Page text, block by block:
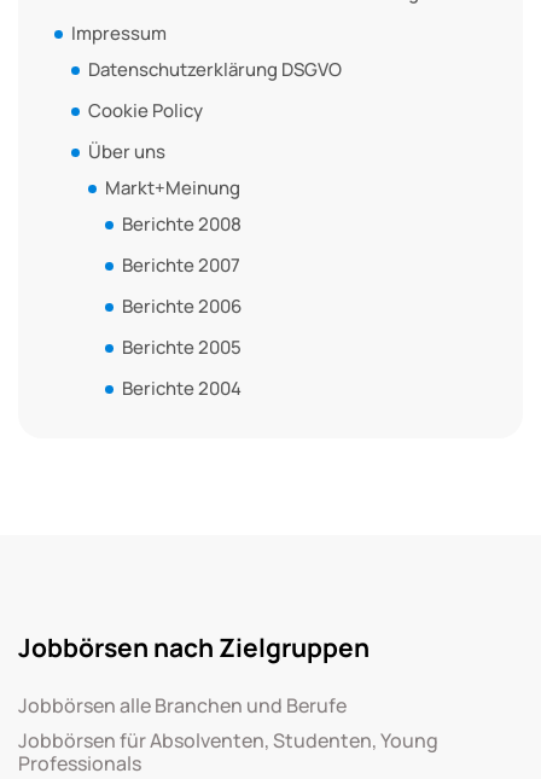
Impressum
Datenschutzerklärung DSGVO
Cookie Policy
Über uns
Markt+Meinung
Berichte 2008
Berichte 2007
Berichte 2006
Berichte 2005
Berichte 2004
Jobbörsen nach Zielgruppen
Jobbörsen alle Branchen und Berufe
Jobbörsen für Absolventen, Studenten, Young
Professionals